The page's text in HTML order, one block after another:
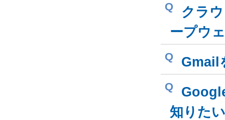
Q
クラ
ープウ
Q Gmail
Q
知りたい